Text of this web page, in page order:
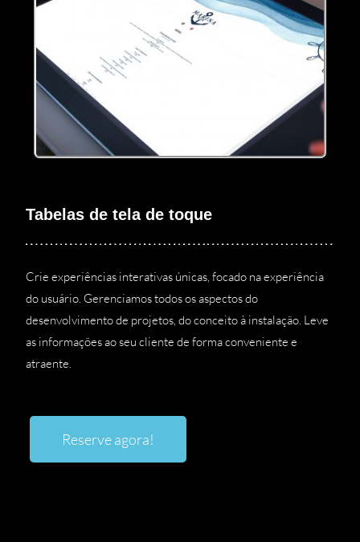
Tabelas de tela de toque
Crie experiências interativas únicas, focado na experiência
do usuário. Gerenciamos todos os aspectos do
desenvolvimento de projetos, do conceito à instalação. Leve
as informações ao seu cliente de forma conveniente e
atraente.
Reserve agora!